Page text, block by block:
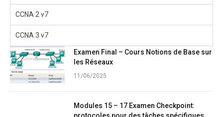
CCNA 2 v7
CCNA 3 v7
Examen Final – Cours Notions de Base sur
les Réseaux
11/06/2025
Modules 15 – 17 Examen Checkpoint: